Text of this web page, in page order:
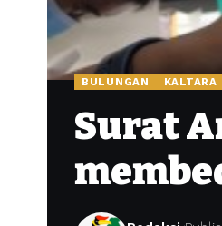
BULUNGAN KALTARA
Surat